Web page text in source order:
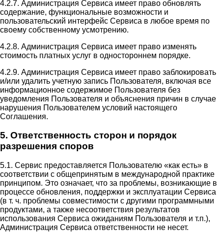
4.2.7. Администрация Сервиса имеет право обновлять
содержание, функциональные возможности и
пользовательский интерфейс Сервиса в любое время по
своему собственному усмотрению.
4.2.8. Администрация Сервиса имеет право изменять
стоимость платных услуг в одностороннем порядке.
4.2.9. Администрация Сервиса имеет право заблокировать
и/или удалить учетную запись Пользователя, включая все
информационное содержимое Пользователя без
уведомления Пользователя и объяснения причин в случае
нарушения Пользователем условий настоящего
Соглашения.
5. Ответственность сторон и порядок
разрешения споров
5.1. Сервис предоставляется Пользователю «как есть» в
соответствии с общепринятым в международной практике
принципом. Это означает, что за проблемы, возникающие в
процессе обновления, поддержки и эксплуатации Сервиса
(в т. ч. проблемы совместимости с другими программными
продуктами, а также несоответствия результатов
использования Сервиса ожиданиям Пользователя и т.п.),
Администрация Сервиса ответственности не несет.